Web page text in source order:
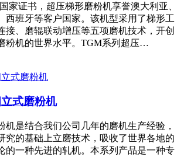
家证书，超压梯形磨粉机享誉澳大利亚、
西班牙等客户国家。该机型采用了梯形工
接、磨辊联动增压等五项磨机技术，开创
粉机的世界水平。TGM系列超压…
式磨粉机
机是结合我们公司几年的磨机生产经验，
究的基础上立磨技术，吸收了世界各地的
的一种先进的轧机。本系列产品是一种专